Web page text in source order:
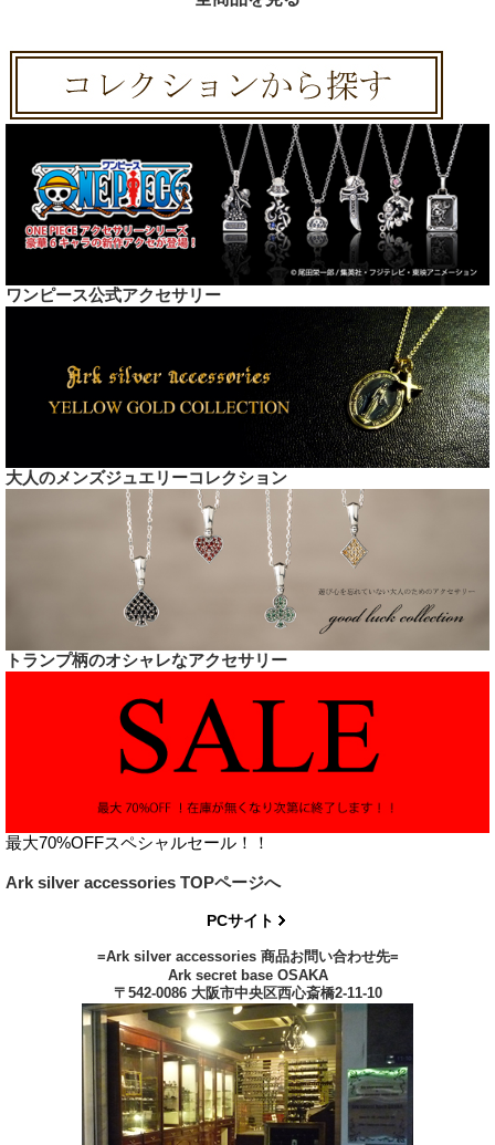
ワンピース公式アクセサリー
大人のメンズジュエリーコレクション
トランプ柄のオシャレなアクセサリー
最大70%OFFスペシャルセール！！
Ark silver accessories TOPページへ
PCサイト
=Ark silver accessories 商品お問い合わせ先=
Ark secret base OSAKA
〒542-0086 大阪市中央区西心斎橋2-11-10